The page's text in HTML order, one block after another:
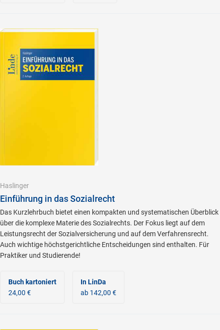
Haslinger
Einführung in das Sozialrecht
Das Kurzlehrbuch bietet einen kompakten und systematischen Überblick
über die komplexe Materie des Sozialrechts. Der Fokus liegt auf dem
Leistungsrecht der Sozialversicherung und auf dem Verfahrensrecht.
Auch wichtige höchstgerichtliche Entscheidungen sind enthalten. Für
Praktiker und Studierende!
Buch kartoniert
24,00 €
In LinDa
ab 142,00 €